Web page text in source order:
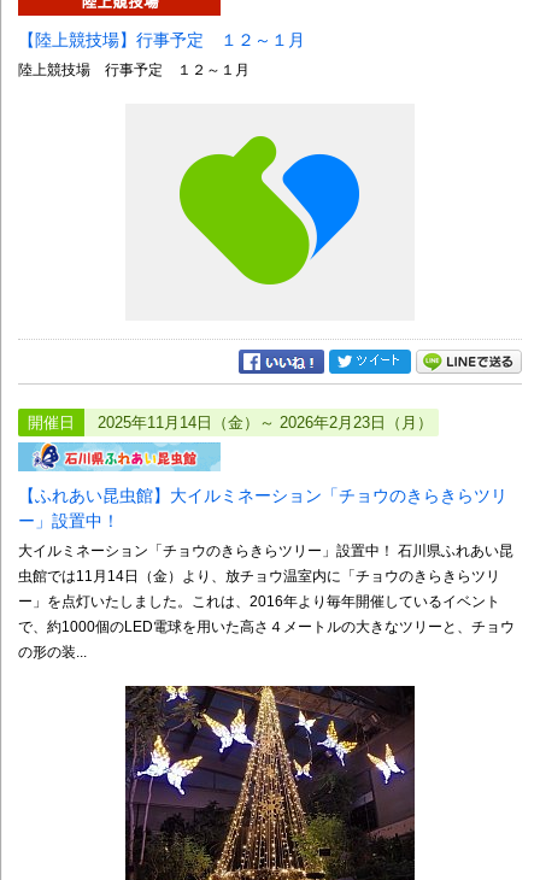
【陸上競技場】行事予定 １２～１月
陸上競技場 行事予定 １２～１月
開催日 2025年11月14日（金）～ 2026年2月23日（月）
【ふれあい昆虫館】大イルミネーション「チョウのきらきらツリ
ー」設置中！
大イルミネーション「チョウのきらきらツリー」設置中！ 石川県ふれあい昆
虫館では11月14日（金）より、放チョウ温室内に「チョウのきらきらツリ
ー」を点灯いたしました。これは、2016年より毎年開催しているイベント
で、約1000個のLED電球を用いた高さ４メートルの大きなツリーと、チョウ
の形の装...